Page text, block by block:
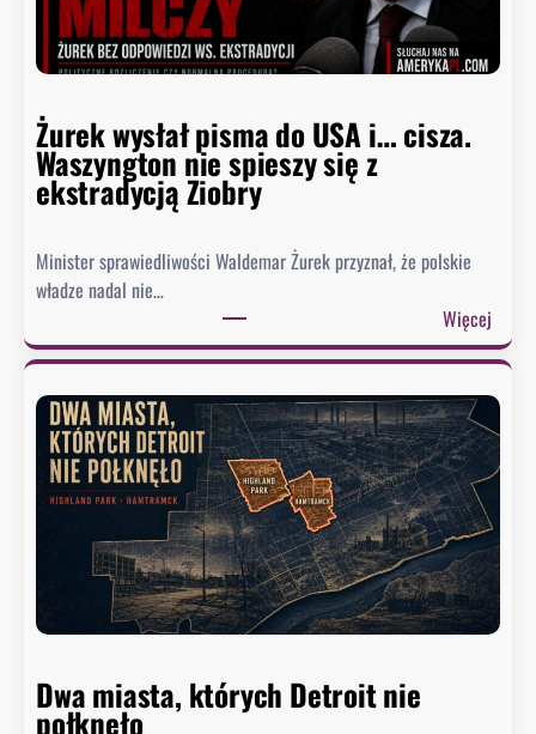
a
o
.
B
ł
y
o
r
a
Żurek wysłał pisma do USA i… cisza.
Waszyngton nie spieszy się z
ekstradycją Ziobry
Minister sprawiedliwości Waldemar Żurek przyznał, że polskie
władze nadal nie…
Więcej:
Ż
r
e
k
y
s
ł
a
ł
Dwa miasta, których Detroit nie
połknęło